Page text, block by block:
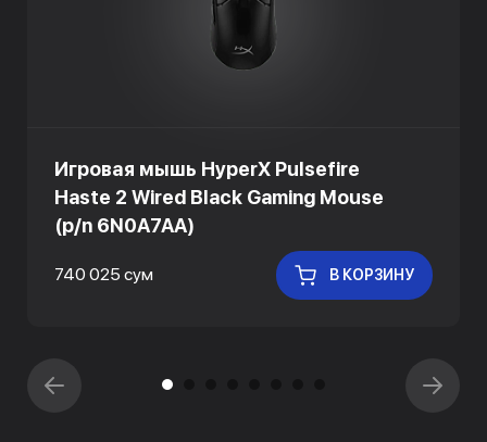
Игровая мышь HyperX Pulsefire
Haste 2 Wired Black Gaming Mouse
(p/n 6N0A7AA)
740 025 сум В КОРЗИНУ